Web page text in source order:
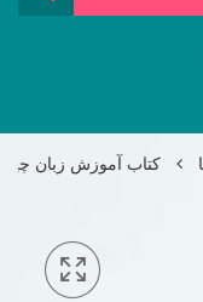
کتاب آموزش زبان